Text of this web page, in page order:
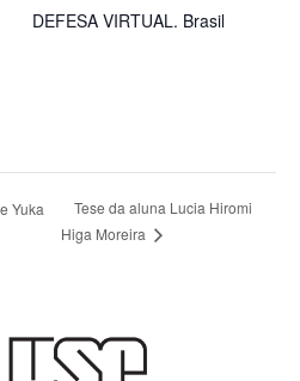
DEFESA VIRTUAL. Brasil
Yuka
Tese da aluna Lucia Hiromi
Higa Moreira